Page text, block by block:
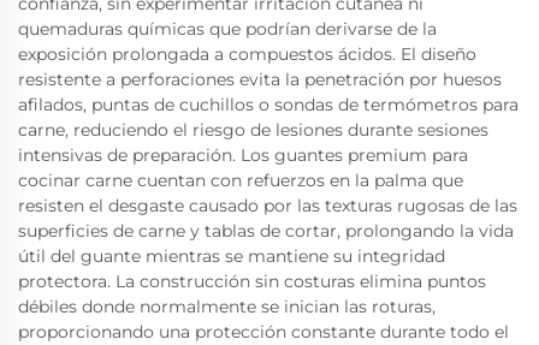
quemaduras químicas que podrían derivarse de la
exposición prolongada a compuestos ácidos. El diseño
resistente a perforaciones evita la penetración por huesos
afilados, puntas de cuchillos o sondas de termómetros para
carne, reduciendo el riesgo de lesiones durante sesiones
intensivas de preparación. Los guantes premium para
cocinar carne cuentan con refuerzos en la palma que
resisten el desgaste causado por las texturas rugosas de las
superficies de carne y tablas de cortar, prolongando la vida
útil del guante mientras se mantiene su integridad
protectora. La construcción sin costuras elimina puntos
débiles donde normalmente se inician las roturas,
proporcionando una protección constante durante todo el